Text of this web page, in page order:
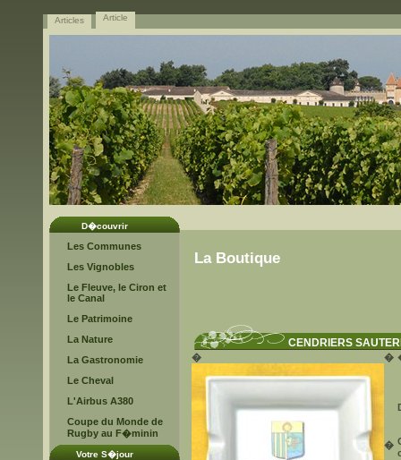
Articles Article
La Boutique
CENDRIERS
� �
�
D�couvrir
Les Communes
Les Vignobles
Le Fleuve, le Ciron et
le Canal
Le Patrimoine
La Nature
La Gastronomie
Le Cheval
L'Airbus A380
Coupe du Monde de
Rugby au F�minin
Votre S�jour